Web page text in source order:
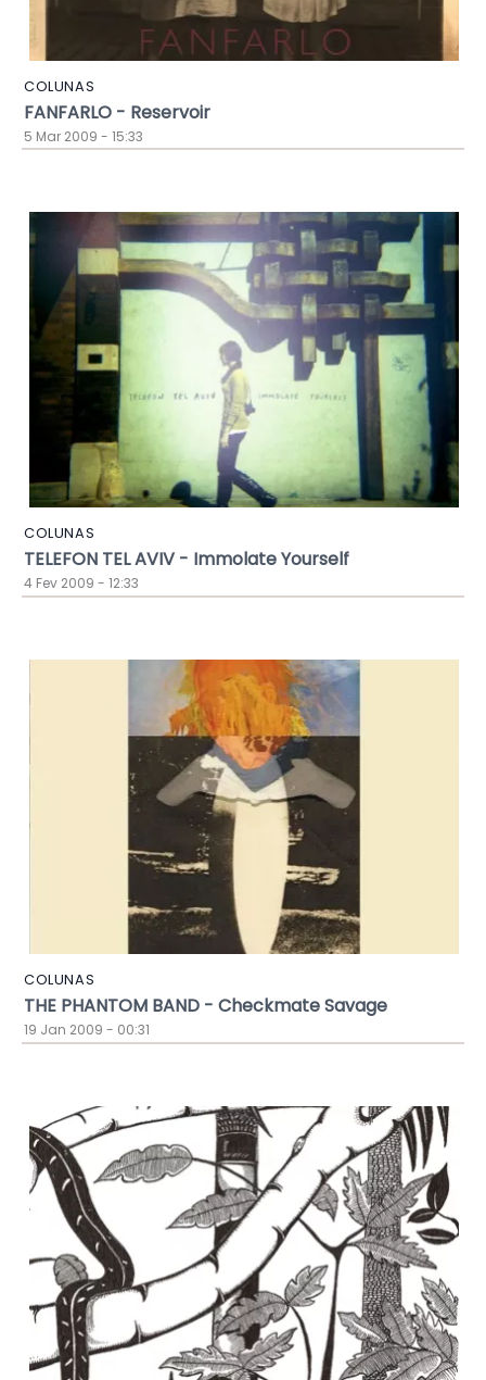
COLUNAS
FANFARLO - Reservoir
5 Mar 2009 - 15:33
COLUNAS
TELEFON TEL AVIV - Immolate Yourself
4 Fev 2009 - 12:33
COLUNAS
THE PHANTOM BAND - Checkmate Savage
19 Jan 2009 - 00:31